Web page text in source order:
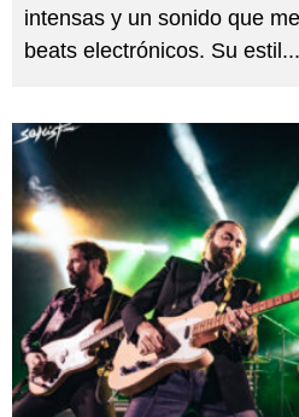
intensas y un sonido que
beats electrónicos. Su estil ...